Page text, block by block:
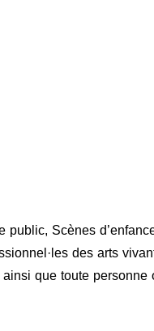
Scènes
des arts
que toute